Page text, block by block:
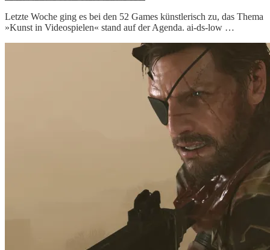
Letzte Woche ging es bei den 52 Games künstlerisch zu, das Thema
»Kunst in Videospielen« stand auf der Agenda. ai-ds-low …